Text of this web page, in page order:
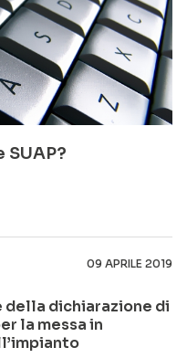
SUAP?
09 APRILE 2019
della dichiarazione di
la messa in